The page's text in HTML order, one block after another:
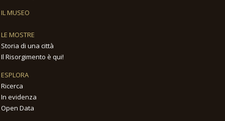
IL MUSEO
LE MOSTRE
Storia di una città
Il Risorgimento è qui!
ESPLORA
Ricerca
In evidenza
Open Data